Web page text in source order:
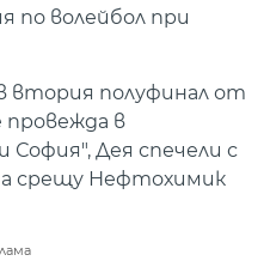
по волейбол при
втория полуфинал от
провежда в
София", Дея спечели с
срещу Нефтохимик